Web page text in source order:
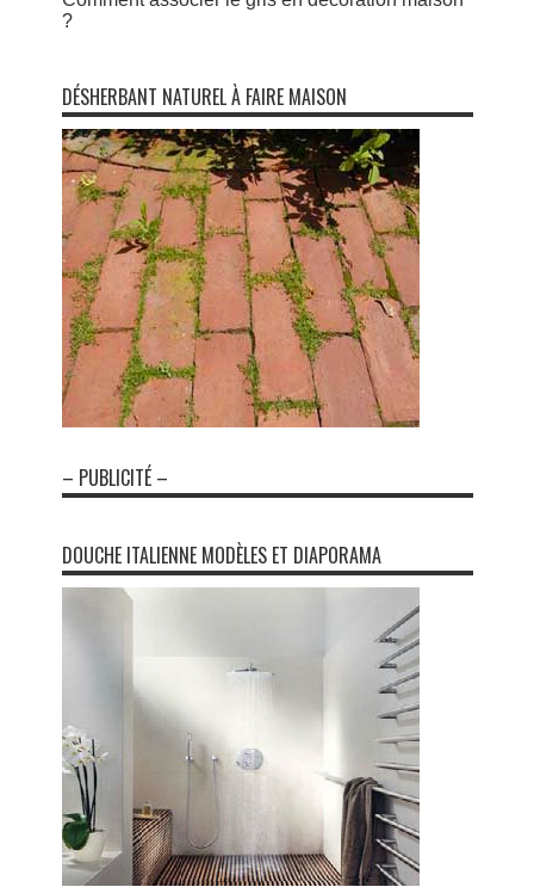
?
DÉSHERBANT NATUREL À FAIRE MAISON
– PUBLICITÉ –
DOUCHE ITALIENNE MODÈLES ET DIAPORAMA